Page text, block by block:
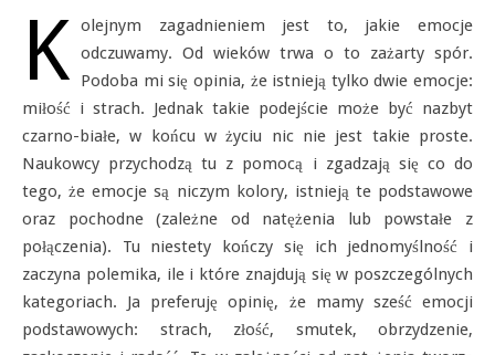
K olejnym zagadnieniem jest to, jakie emocje
odczuwamy. Od wieków trwa o to zażarty spór.
Podoba mi się opinia, że istnieją tylko dwie emocje:
miłość i strach. Jednak takie podejście może być nazbyt
czarno-białe, w końcu w życiu nic nie jest takie proste.
Naukowcy przychodzą tu z pomocą i zgadzają się co do
tego, że emocje są niczym kolory, istnieją te podstawowe
oraz pochodne (zależne od natężenia lub powstałe z
połączenia). Tu niestety kończy się ich jednomyślność i
zaczyna polemika, ile i które znajdują się w poszczególnych
kategoriach. Ja preferuję opinię, że mamy sześć emocji
podstawowych: strach, złość, smutek, obrzydzenie,